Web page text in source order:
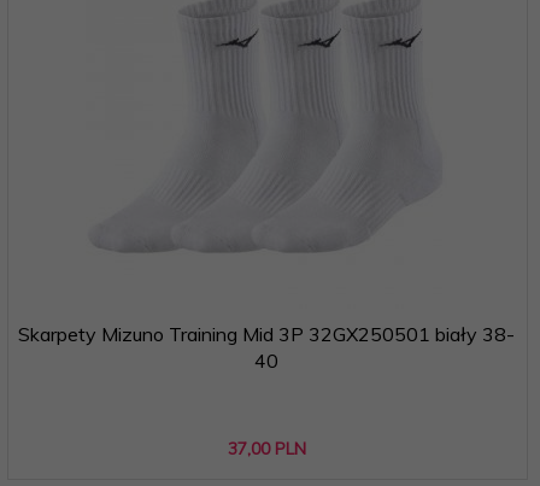
Skarpety Mizuno Training Mid 3P 32GX250501 biały 38-
40
37,00 PLN